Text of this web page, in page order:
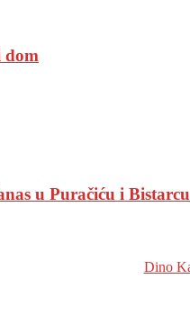
dom
u Puračiću i Bistarcu